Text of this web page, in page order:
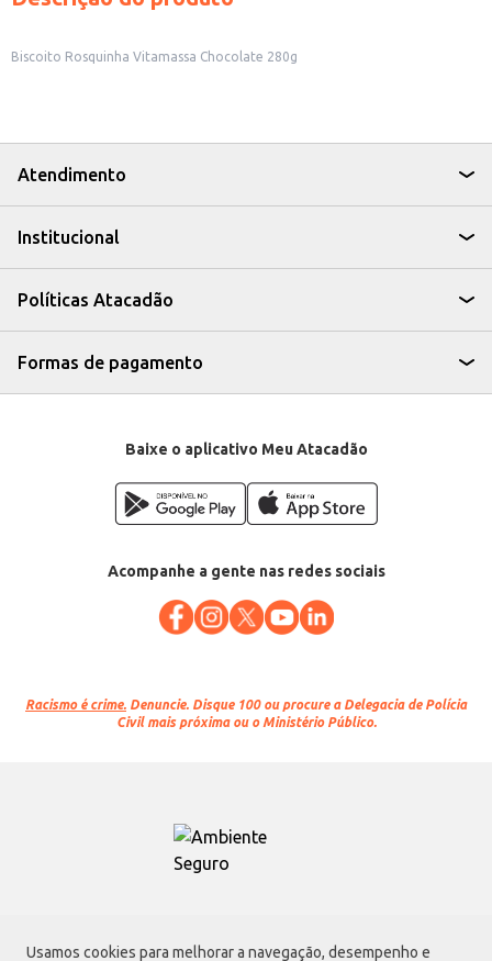
Usamos cookies para melhorar a navegação, desempenho e
Biscoito Rosquinha Vitamassa Chocolate 280g
Atendimento
Institucional
Políticas Atacadão
Formas de pagamento
Baixe o aplicativo Meu Atacadão
Acompanhe a gente nas redes sociais
Racismo é crime. Denuncie. Disque 100 ou procure a Delegacia de Polícia
Civil mais próxima ou o Ministério Público.
Atacadão S.A.